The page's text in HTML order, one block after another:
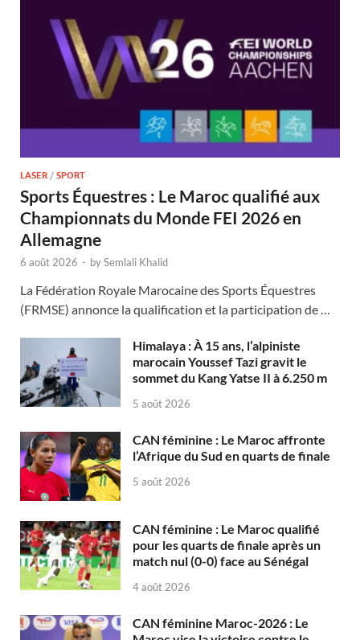
LASER / SPORT
Sports Équestres : Le Maroc qualifié aux
Championnats du Monde FEI 2026 en
Allemagne
6 août 2026 - bySemlali Khalid
La Fédération Royale Marocaine des Sports Équestres
(FRMSE) annonce la qualification et la participation de …
Himalaya : À 15 ans, l’alpiniste
marocain Youssef Tazi gravit le
sommet du Kang Yatse II à 6.250 m
5 août 2026
CAN féminine : Le Maroc affronte
l’Afrique du Sud en quarts de finale
5 août 2026
CAN féminine : Le Maroc qualifié
pour les quarts de finale après un
match nul (0-0) face au Sénégal
4 août 2026
CAN féminine Maroc-2026 : Le